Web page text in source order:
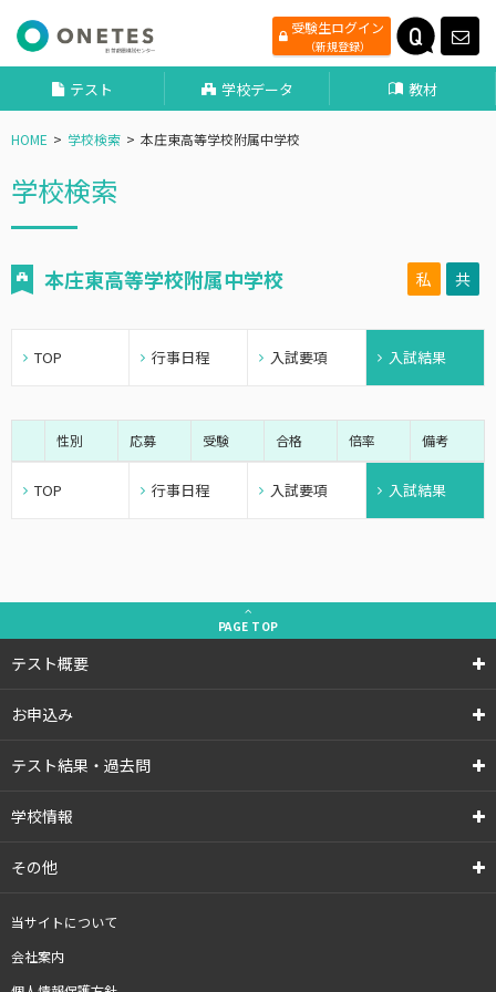
受験生ログイン
（新規登録）
テスト 学校データ 教材
HOME 学校検索 本庄東高等学校附属中学校
学校検索
本庄東高等学校附属中学校 私 共
TOP 行事日程 入試要項 入試結果
性別 応募 受験 合格 倍率 備考
TOP 行事日程 入試要項 入試結果
PAGE TOP
テスト概要
お申込み
テスト結果・過去問
学校情報
その他
当サイトについて
会社案内